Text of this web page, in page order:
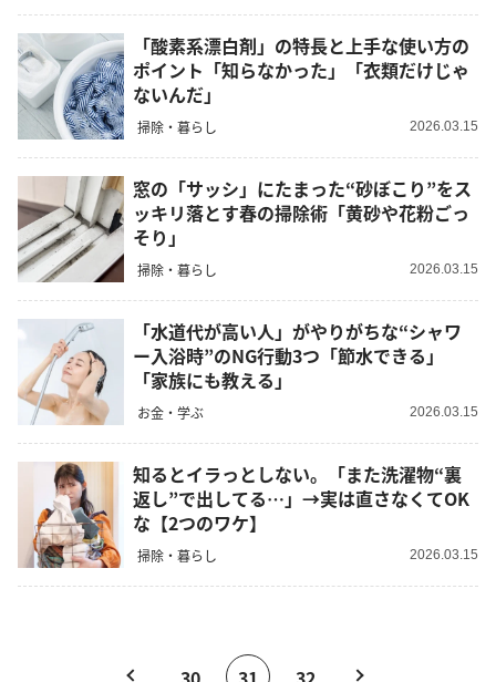
「酸素系漂白剤」の特長と上手な使い方の
ポイント「知らなかった」「衣類だけじゃ
ないんだ」
掃除・暮らし 2026.03.15
窓の「サッシ」にたまった“砂ぼこり”をス
ッキリ落とす春の掃除術「黄砂や花粉ごっ
そり」
掃除・暮らし 2026.03.15
「水道代が高い人」がやりがちな“シャワ
ー入浴時”のNG行動3つ「節水できる」
「家族にも教える」
お金・学ぶ 2026.03.15
知るとイラっとしない。「また洗濯物“裏
返し”で出してる…」→実は直さなくてOK
な【2つのワケ】
掃除・暮らし 2026.03.15